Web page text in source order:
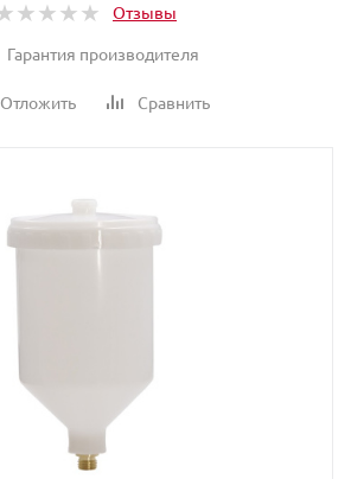
Отзывы
Гарантия производителя
Отложить Сравнить